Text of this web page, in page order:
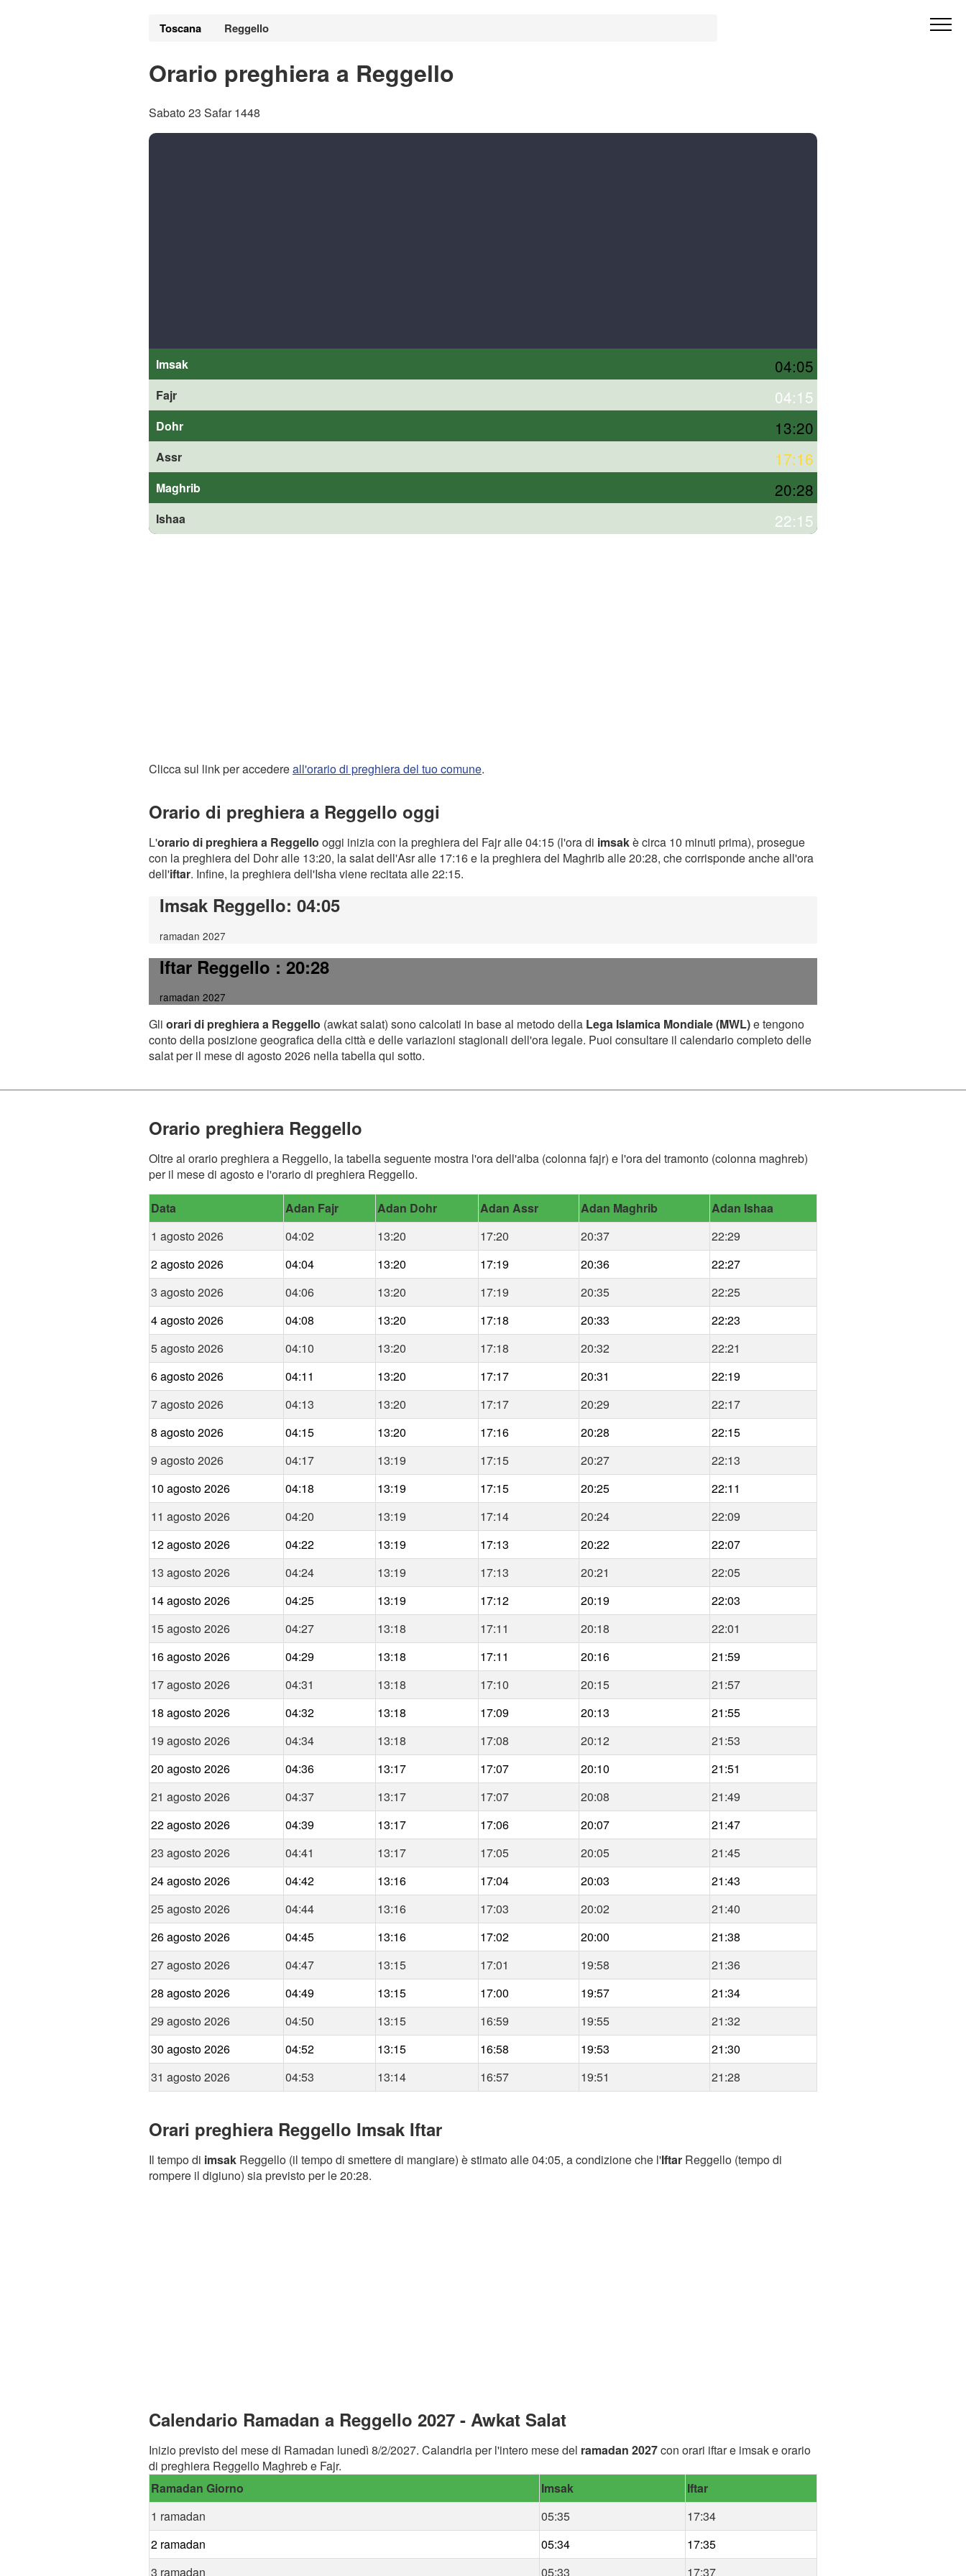
Toscana Reggello
Orario preghiera a Reggello
Sabato 23 Safar 1448
Imsak 04:05
Fajr 04:15
Dohr 13:20
Assr 17:16
Maghrib 20:28
Ishaa 22:15
Clicca sul link per accedereall'orario di preghiera del tuo comune.
Orario di preghiera a Reggello oggi
L'orario di preghiera a Reggello oggi inizia con la preghiera del Fajr alle 04:15 (l'ora di imsakè circa 10 minuti prima), prosegue
con la preghiera del Dohr alle 13:20, la salat dell'Asr alle 17:16 e la preghiera del Maghrib alle 20:28, che corrisponde anche all'ora
dell'iftar. Infine, la preghiera dell'Isha viene recitata alle 22:15.
Imsak Reggello: 04:05
ramadan 2027
Iftar Reggello: 20:28
ramadan 2027
Gli orari di preghiera a Reggello (awkat salat) sono calcolati in base al metodo della Lega Islamica Mondiale (MWL)e tengono
conto della posizione geografica della città e delle variazioni stagionali dell'ora legale. Puoi consultare il calendario completo delle
salat per il mese di agosto 2026 nella tabella qui sotto.
Orario preghiera Reggello
Oltre al orario preghiera a Reggello, la tabella seguente mostra l'ora dell'alba (colonna fajr) e l'ora del tramonto (colonna maghreb)
per il mese di agosto e l'orario di preghiera Reggello.
Data Adan Fajr Adan Dohr Adan Assr Adan Maghrib
Adan Ishaa
1 agosto 2026
04:02 13:20 17:20 20:37
22:29
2 agosto 2026
04:04 13:20 17:19 20:36
22:27
3 agosto 2026
04:06 13:20 17:19 20:35
22:25
4 agosto 2026
04:08 13:20 17:18 20:33
22:23
5 agosto 2026
04:10 13:20 17:18 20:32
22:21
6 agosto 2026
04:11 13:20 17:17 20:31
22:19
7 agosto 2026
04:13 13:20 17:17 20:29
22:17
8 agosto 2026
04:15 13:20 17:16 20:28
22:15
9 agosto 2026
04:17 13:19 17:15 20:27
22:13
10 agosto 2026
04:18 13:19 17:15 20:25
22:11
11 agosto 2026
04:20 13:19 17:14 20:24
22:09
12 agosto 2026
04:22 13:19 17:13 20:22
22:07
13 agosto 2026
04:24 13:19 17:13 20:21
22:05
14 agosto 2026
04:25 13:19 17:12 20:19
22:03
15 agosto 2026
04:27 13:18 17:11 20:18
22:01
16 agosto 2026
04:29 13:18 17:11 20:16
21:59
17 agosto 2026
04:31 13:18 17:10 20:15
21:57
18 agosto 2026
04:32 13:18 17:09 20:13
21:55
19 agosto 2026
04:34 13:18 17:08 20:12
21:53
20 agosto 2026
04:36 13:17 17:07 20:10
21:51
21 agosto 2026
04:37 13:17 17:07 20:08
21:49
22 agosto 2026
04:39 13:17 17:06 20:07
21:47
23 agosto 2026
04:41 13:17 17:05 20:05
21:45
24 agosto 2026
04:42 13:16 17:04 20:03
21:43
25 agosto 2026
04:44 13:16 17:03 20:02
21:40
26 agosto 2026
04:45 13:16 17:02 20:00
21:38
27 agosto 2026
04:47 13:15 17:01 19:58
21:36
28 agosto 2026
04:49 13:15 17:00 19:57
21:34
29 agosto 2026
04:50 13:15 16:59 19:55
21:32
30 agosto 2026
04:52 13:15 16:58 19:53
21:30
31 agosto 2026
04:53 13:14 16:57 19:51 21:28
Orari preghiera Reggello Imsak Iftar
Il tempo di imsak Reggello (il tempo di smettere di mangiare) è stimato alle 04:05, a condizione che l'Iftar Reggello (tempo di
rompere il digiuno) sia previsto per le 20:28.
Calendario Ramadan a Reggello 2027 - Awkat Salat
Inizio previsto del mese di Ramadan lunedì 8/2/2027. Calandria per l'intero mese del ramadan 2027con orari iftar e imsak e orario
di preghiera Reggello Maghreb e Fajr.
Ramadan Giorno
Imsak
Iftar
1 ramadan
05:35
17:34
2 ramadan
05:34
17:35
3 ramadan
05:33 17:37